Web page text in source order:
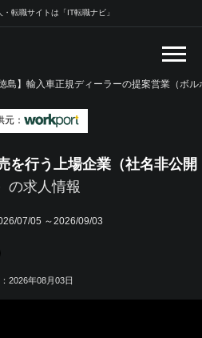
転職サイトは「IT転職ナビ」
徳島】輸入車正規ディーラーの提案営業（ボ
元：
を行う上場企業（社名非公開
の求人情報
07/05 ～2026/09/03
2026年08月03日